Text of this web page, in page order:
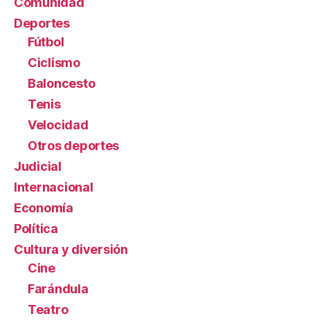
Deportes
Fútbol
Ciclismo
Baloncesto
Tenis
Velocidad
Otros deportes
Judicial
Internacional
Economía
Política
Cultura y diversión
Cine
Farándula
Teatro